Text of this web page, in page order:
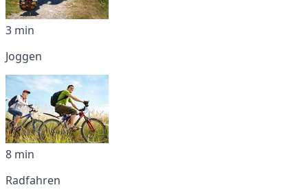
3 min
Joggen
8 min
Radfahren